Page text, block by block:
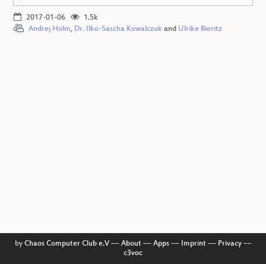
2017-01-06
1.5k
Andrej Holm, Dr. Ilko-Sascha Kowalczuk and Ulrike Bieritz
by Chaos Computer Club e.V–– About–– Apps–– Imprint–– Privacy––
c3voc